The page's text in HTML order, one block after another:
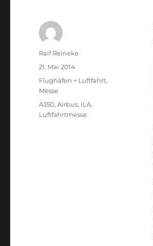
Autor
Ralf Reineke
Veröffentlicht
am
21. Mai 2014
Kategorien
Flughäfen + Luftfahrt,
Messe
Schlagwörter
A350,Airbus, ILA,
Luftfahrtmesse